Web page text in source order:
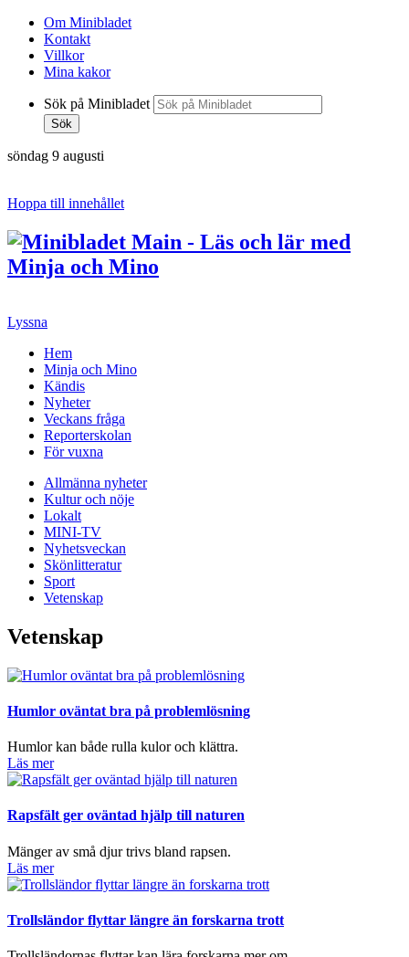
Om Minibladet
Kontakt
Villkor
Mina kakor
Sök på Minibladet
Sök
söndag 9 augusti
Hoppa till innehållet
Lyssna
Hem
Minja och Mino
Kändis
Nyheter
Veckans fråga
Reporterskolan
För vuxna
Allmänna nyheter
Kultur och nöje
Lokalt
MINI-TV
Nyhetsveckan
Skönlitteratur
Sport
Vetenskap
Vetenskap
Humlor oväntat bra på problemlösning
Humlor kan både rulla kulor och klättra.
Läs mer
Rapsfält ger oväntad hjälp till naturen
Mänger av små djur trivs bland rapsen.
Läs mer
Trollsländor flyttar längre än forskarna trott